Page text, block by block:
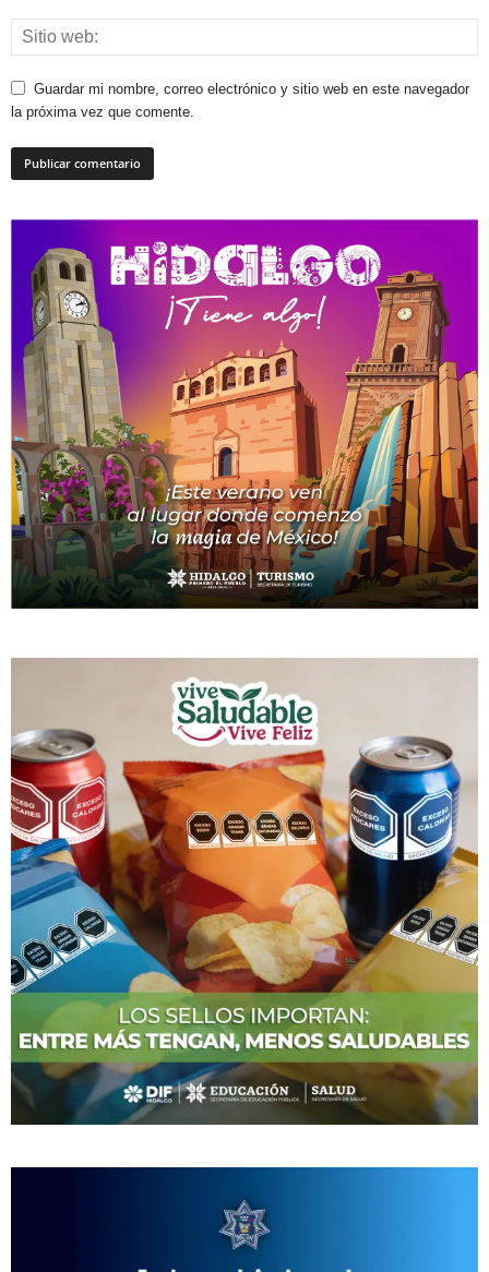
Guardar mi nombre, correo electrónico y sitio web en este navegador
la próxima vez que comente.